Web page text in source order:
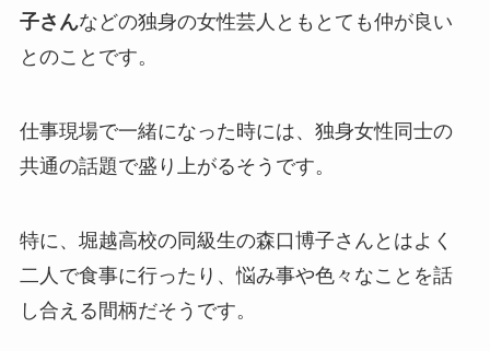
子さんなどの独身の女性芸人ともとても仲が良い
とのことです。
仕事現場で一緒になった時には、独身女性同士の
共通の話題で盛り上がるそうです。
特に、堀越高校の同級生の森口博子さんとはよく
二人で食事に行ったり、悩み事や色々なことを話
し合える間柄だそうです。